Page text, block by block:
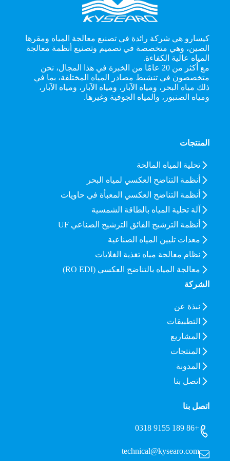
كيسارو هي شركة رائدة في تصنيع معالجة المياه ومقرها
الصين، وهي متخصصة في تصميم وتصنيع أنظمة معالجة
المياه عالية الكفاءة.
مع أكثر من 20 عامًا من الخبرة في هذا المجال، نحن
متخصصون في تنشيط مصادر المياه المختلفة، بما في
ذلك مياه البحر، ومياه الآبار، ومياه الآبار، ومياه الآبار،
ومياه الصنبور، والمياه الجوفية وغيرها.
المنتجات
تحلية المياه المالحة
أنظمة التناضح العكسي لمياه البحر
أنظمة التناضح العكسي المعبأة في حاويات
آلة تحلية المياه بالطاقة الشمسية
أنظمة الترشيح الفائق الترشيح الصناعي UF
معدات تليين المياه الصناعية
نظام معالجة مياه تغذية الغلايات
معالجة المياه بالتناضح العكسي (RO EDI)
الشركة
نبذة عن
التطبيقات
المشاريع
المنتجات
المدونة
اتصل بنا
اتصل بنا
+86 189 9155 0318
technical@kysearo.com